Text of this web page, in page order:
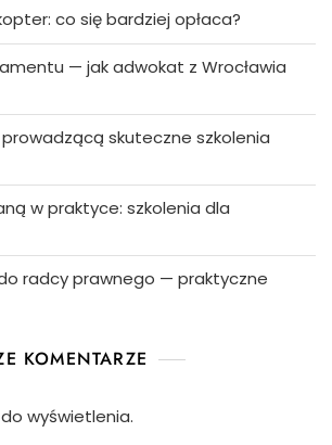
co się bardziej opłaca?
— jak adwokat z Wrocławia
skuteczne szkolenia
w praktyce: szkolenia dla
radcy prawnego — praktyczne
KOMENTARZE
wyświetlenia.